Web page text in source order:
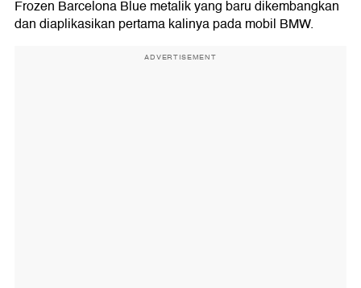
Frozen Barcelona Blue metalik yang baru dikembangkan
dan diaplikasikan pertama kalinya pada mobil BMW.
ADVERTISEMENT